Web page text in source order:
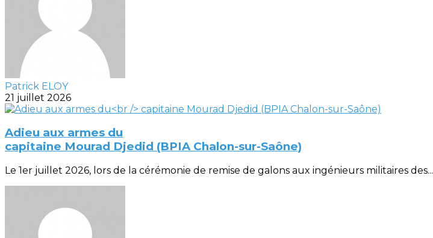
Patrick ELOY
21 juillet 2026
Adieu aux armes du
capitaine Mourad Djedid (BPIA Chalon-sur-Saône)
Le 1er juillet 2026, lors de la cérémonie de remise de galons aux ingénieurs militaires des...